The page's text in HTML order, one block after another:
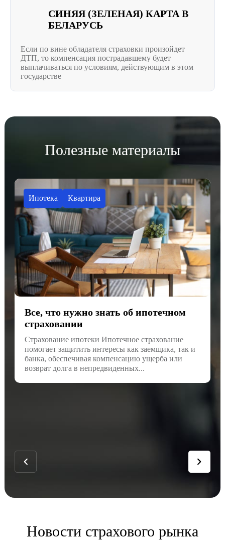
СИНЯЯ (ЗЕЛЕНАЯ) КАРТА В
БЕЛАРУСЬ
Если по вине обладателя страховки произойдет
ДТП, то компенсация пострадавшему будет
выплачиваться по условиям, действующим в этом
государстве
Полезные материалы
Ипотека Квартира
Все, что нужно знать об ипотечном
страховании
Страхование ипотеки Ипотечное страхование
помогает защитить интересы как заемщика, так и
банка, обеспечивая компенсацию ущерба или
возврат долга в непредвиденных...
Новости страхового рынка